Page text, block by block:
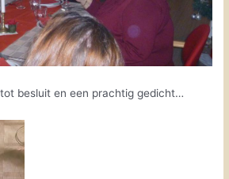
besluit en een prachtig gedicht…